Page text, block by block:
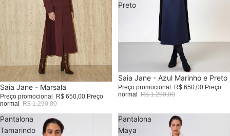
Promoção
Saia Jane - Marsala
Preço promocional R$ 650,00 Preço
normal
R$ 1.290,00
Preto
Promoção
Saia Jane - Azul Marinho e Preto
Preço promocional R$ 650,00 Preço
normal
R$ 1.290,00
Pantalona
Tamarindo
Pantalona
Maya